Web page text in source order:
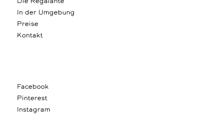
In der Umgebung
Preise
Kontakt
Facebook
Pinterest
Instagram